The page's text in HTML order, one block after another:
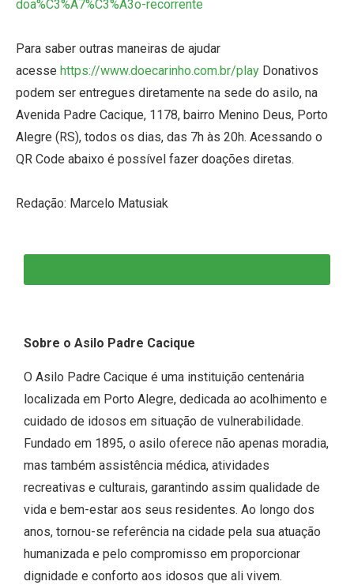
doa%C3%A7%C3%A3o-recorrente
Para saber outras maneiras de ajudar
acesse https://www.doecarinho.com.br/play Donativos
podem ser entregues diretamente na sede do asilo, na
Avenida Padre Cacique, 1178, bairro Menino Deus, Porto
Alegre (RS), todos os dias, das 7h às 20h. Acessando o
QR Code abaixo é possível fazer doações diretas.
Redação: Marcelo Matusiak
Sobre o Asilo Padre Cacique
O Asilo Padre Cacique é uma instituição centenária
localizada em Porto Alegre, dedicada ao acolhimento e
cuidado de idosos em situação de vulnerabilidade.
Fundado em 1895, o asilo oferece não apenas moradia,
mas também assistência médica, atividades
recreativas e culturais, garantindo assim qualidade de
vida e bem-estar aos seus residentes. Ao longo dos
anos, tornou-se referência na cidade pela sua atuação
humanizada e pelo compromisso em proporcionar
dignidade e conforto aos idosos que ali vivem.